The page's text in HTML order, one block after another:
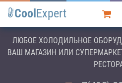
Cool Expert
ЛЮБОЕ ХОЛОДИЛЬНОЕ
ВАШ МАГАЗИН ИЛИ